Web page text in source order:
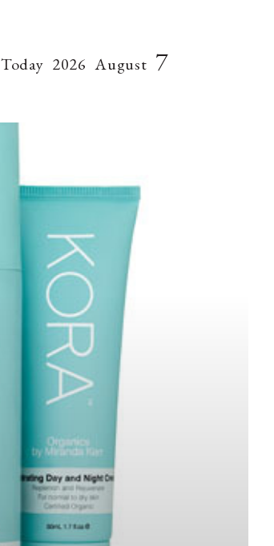
Today 2026 August 7